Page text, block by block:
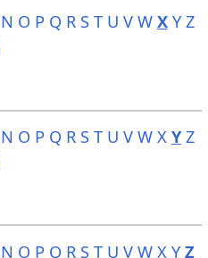
N O P Q R S T U V W X Y Z
N O P Q R S T U V W X Y Z
N O P Q R S T U V W X Y Z